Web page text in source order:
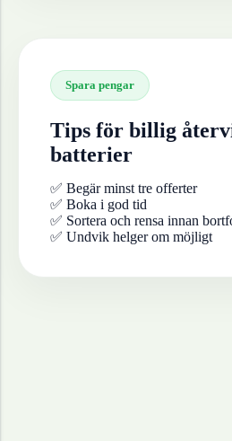
Spara pengar
Tips för billig
batterier
✅ Begär minst tre offerter
✅ Boka i god tid
✅ Sortera och rensa innan
✅ Undvik helger om möjligt